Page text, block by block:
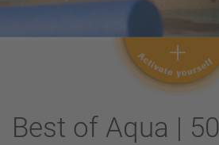
Best of Aqua | 50